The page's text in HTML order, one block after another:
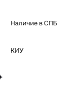
Наличие в СПБ
КИУ